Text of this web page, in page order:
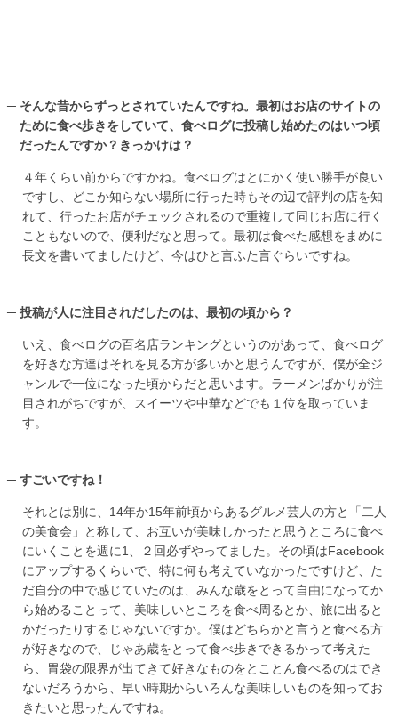
そんな昔からずっとされていたんですね。最初はお店のサイトの
ために食べ歩きをしていて、食べログに投稿し始めたのはいつ頃
だったんですか？きっかけは？
４年くらい前からですかね。食べログはとにかく使い勝手が良い
ですし、どこか知らない場所に行った時もその辺で評判の店を知
れて、行ったお店がチェックされるので重複して同じお店に行く
こともないので、便利だなと思って。最初は食べた感想をまめに
長文を書いてましたけど、今はひと言ふた言ぐらいですね。
投稿が人に注目されだしたのは、最初の頃から？
いえ、食べログの百名店ランキングというのがあって、食べログ
を好きな方達はそれを見る方が多いかと思うんですが、僕が全ジ
ャンルで一位になった頃からだと思います。ラーメンばかりが注
目されがちですが、スイーツや中華などでも１位を取っていま
す。
すごいですね！
それとは別に、14年か15年前頃からあるグルメ芸人の方と「二人
の美食会」と称して、お互いが美味しかったと思うところに食べ
にいくことを週に1、２回必ずやってました。その頃はFacebook
にアップするくらいで、特に何も考えていなかったですけど、た
だ自分の中で感じていたのは、みんな歳をとって自由になってか
ら始めることって、美味しいところを食べ周るとか、旅に出ると
かだったりするじゃないですか。僕はどちらかと言うと食べる方
が好きなので、じゃあ歳をとって食べ歩きできるかって考えた
ら、胃袋の限界が出てきて好きなものをとことん食べるのはでき
ないだろうから、早い時期からいろんな美味しいものを知ってお
きたいと思ったんですね。